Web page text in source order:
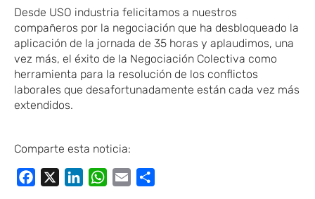
Desde USO industria felicitamos a nuestros
compañeros por la negociación que ha desbloqueado la
aplicación de la jornada de 35 horas y aplaudimos, una
vez más, el éxito de la Negociación Colectiva como
herramienta para la resolución de los conflictos
laborales que desafortunadamente están cada vez más
extendidos.
Comparte esta noticia:
Facebook LinkedInWhatsApp
Email